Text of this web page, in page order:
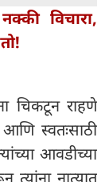
विचारा,
चिकटून राहणे
स्वतःसाठी
आवडीच्या
त्यांना नात्यात